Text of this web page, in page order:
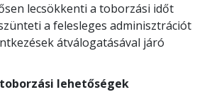
lecsökkenti a toborzási időt
a felesleges adminisztrációt
átválogatásával járó
lehetőségek